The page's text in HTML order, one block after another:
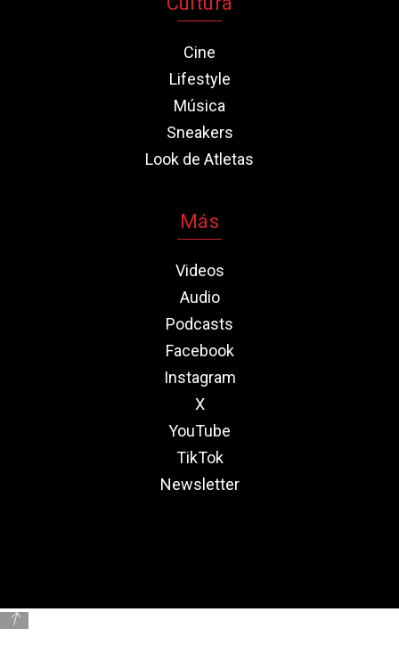
Cine
Lifestyle
Música
Sneakers
Look de Atletas
Más
Videos
Audio
Podcasts
Facebook
Instagram
X
YouTube
TikTok
Newsletter